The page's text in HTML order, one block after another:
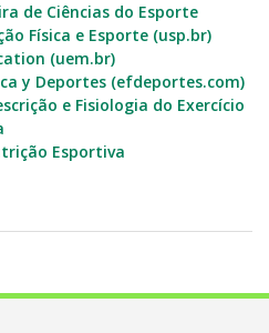
de Ciências do Esporte
Física e Esporte (usp.br)
(uem.br)
y Deportes (efdeportes.com)
e Fisiologia do Exercício
Esportiva